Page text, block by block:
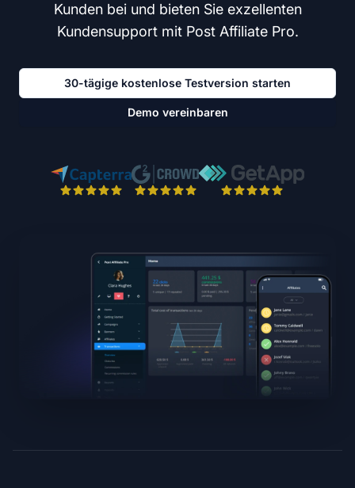
Kunden bei und bieten Sie exzellenten
Kundensupport mit Post Affiliate Pro.
30-tägige kostenlose Testversion starten
Demo vereinbaren